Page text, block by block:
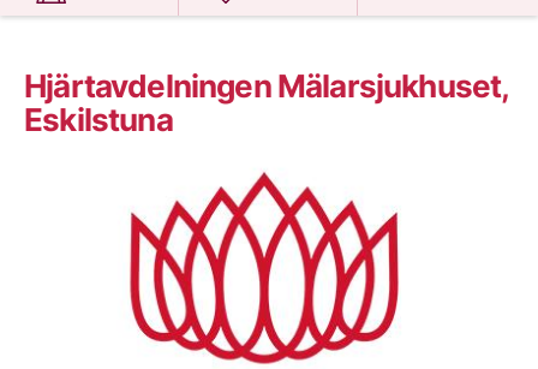
Hjärtavdelningen Mälarsjukhuset,
Eskilstuna